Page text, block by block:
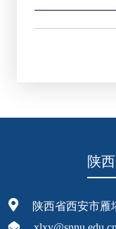
陕
陕西省西安市雁